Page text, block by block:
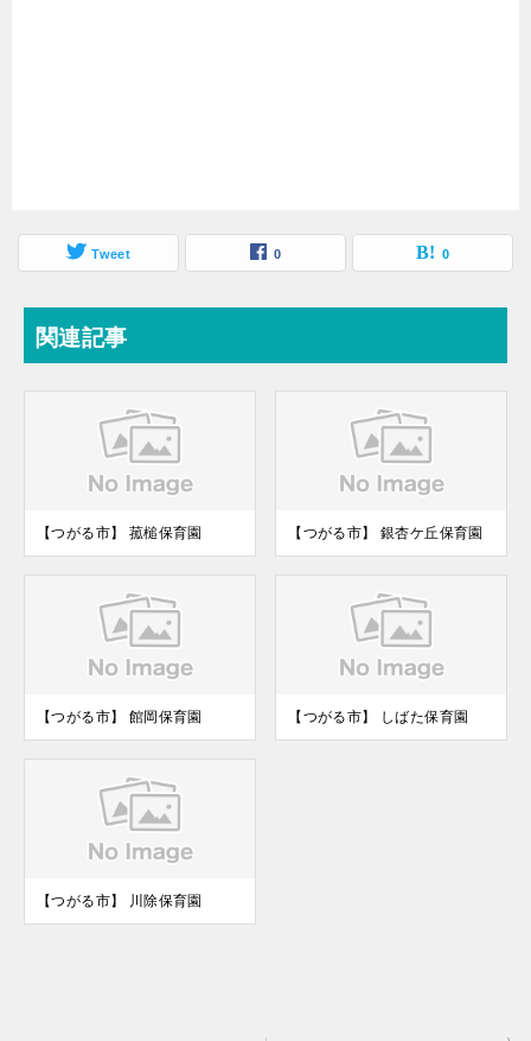
Tweet 0 0
関連記事
【つがる市】 菰槌保育園 【つがる市】 銀杏ケ丘保育園
【つがる市】 館岡保育園 【つがる市】 しばた保育園
【つがる市】 川除保育園